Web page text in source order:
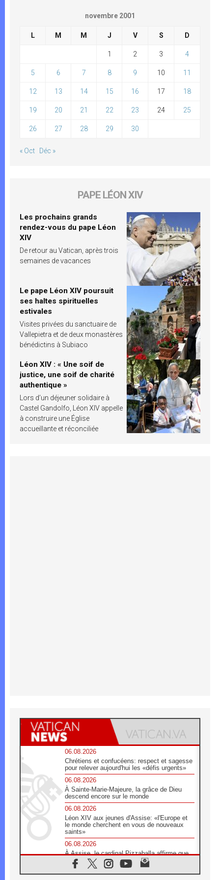
novembre 2001
L M M J V S D
1 2 3 4
5 6 7 8 9 10 11
12 13 14 15 16 17 18
19 20 21 22 23 24 25
26 27 28 29 30
« Oct Déc »
PAPE LÉON XIV
Les prochains grands
rendez-vous du pape Léon
XIV
De retour au Vatican, après trois
semaines de vacances
Le pape Léon XIV poursuit
ses haltes spirituelles
estivales
Visites privées du sanctuaire de
Vallepietra et de deux monastères
bénédictins à Subiaco
Léon XIV : « Une soif de
justice, une soif de charité
authentique »
Lors d’un déjeuner solidaire à
Castel Gandolfo, Léon XIV appelle
à construire une Église
accueillante et réconciliée
06.08.2026
Chrétiens et confucéens: respect et sagesse
pour relever aujourd'hui les «défis urgents»
06.08.2026
À Sainte-Marie-Majeure, la grâce de Dieu
descend encore sur le monde
06.08.2026
Léon XIV aux jeunes d'Assise: «l'Europe et
le monde cherchent en vous de nouveaux
saints»
06.08.2026
À Assise, le cardinal Pizzaballa affirme que
«les chrétiens veulent la paix»
06.08.2026